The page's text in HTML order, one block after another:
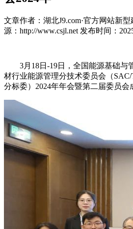
文章作者：湖北J9.com·官方网站新型
源：http://www.csjl.net 发布时间：
3月18日-19日，全国能源基础与
材行业能源管理分技术委员会（SAC/
分标委）2024年年会暨第二届委员会